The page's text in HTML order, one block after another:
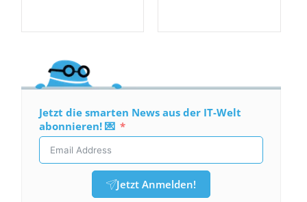
Jetzt die smarten News aus der IT-Welt
abonnieren! 💌
Jetzt Anmelden!